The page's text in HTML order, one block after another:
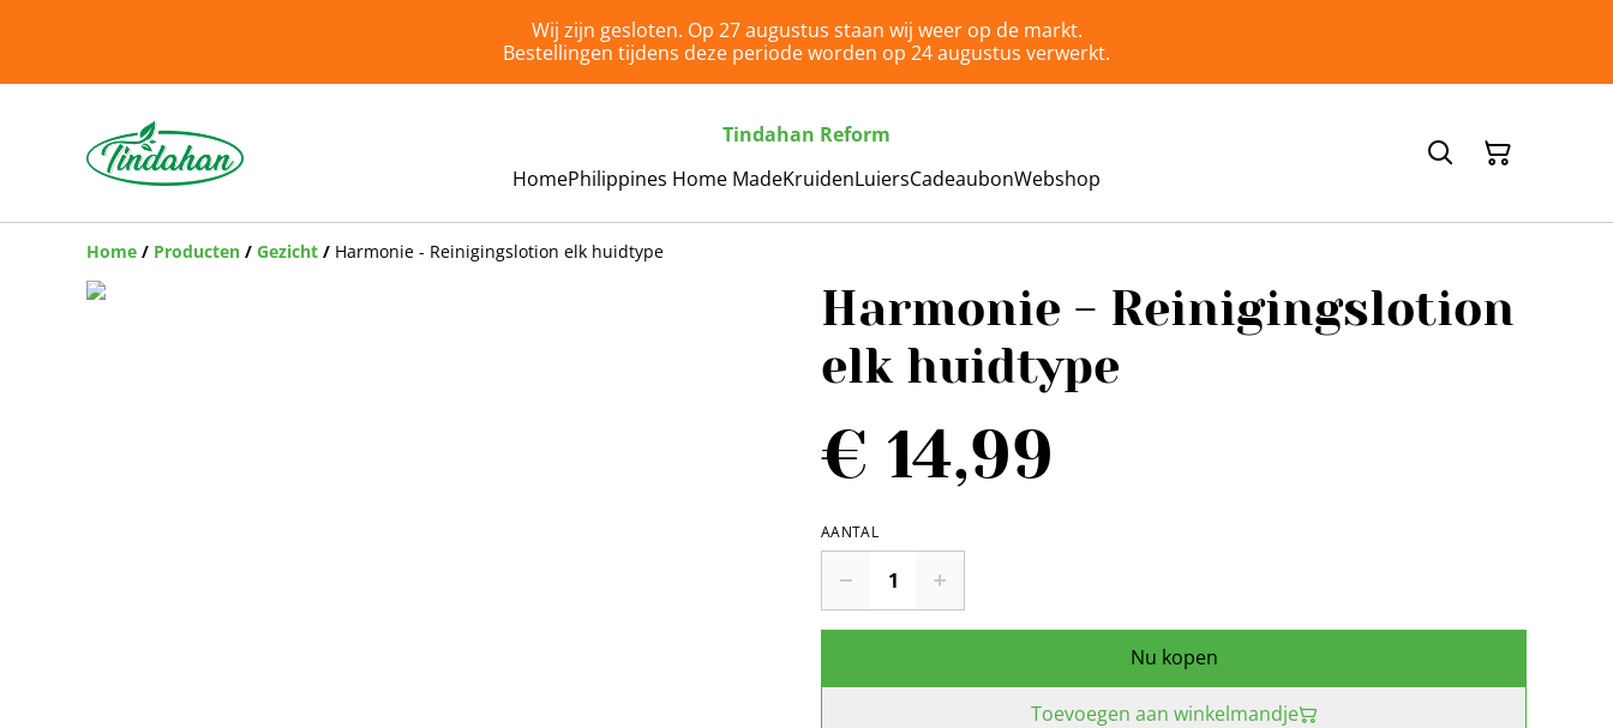
Wij zijn gesloten. Op 27 augustus staan wij weer op de markt.
Bestellingen tijdens deze periode worden op 24 augustus verwerkt.
Tindahan Reform
HomePhilippines Home MadeKruidenLuiersCadeaubonWebshop
Home / Producten / Gezicht / Harmonie - Reinigingslotion elk huidtype
Harmonie - Reinigingslotion
elk huidtype
€ 14,99
AANTAL
Nu kopen
Toevoegen aan winkelmandje